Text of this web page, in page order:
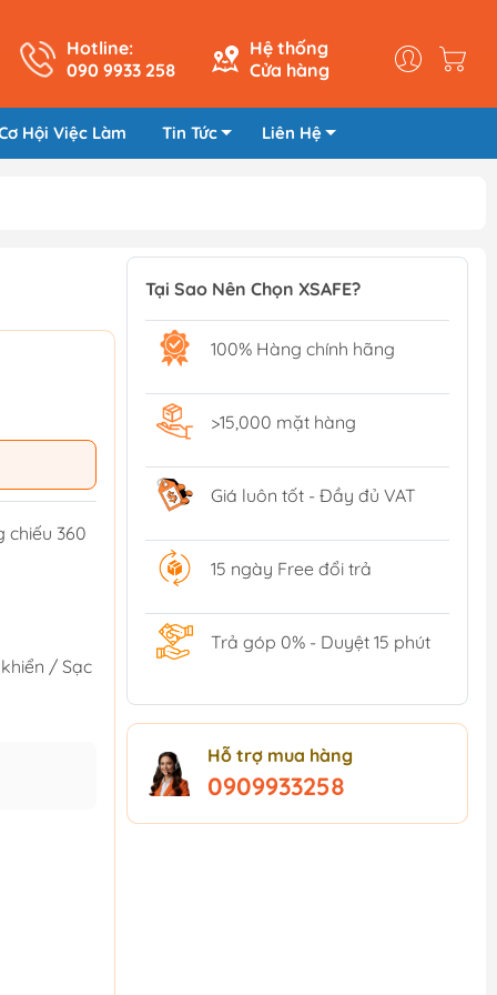
Hotline:
090 9933 258
Hệ thống
Cửa hàng
Hội Việc Làm Tin Tức Liên Hệ
chiếu 360
/ Sạc
Tại Sao Nên Chọn XSAFE?
100% Hàng chính hãng
>15,000 mặt hàng
Giá luôn tốt - Đầy đủ VAT
15 ngày Free đổi trả
Trả góp 0% - Duyệt 15 phút
Hỗ trợ mua hàng
0909933258